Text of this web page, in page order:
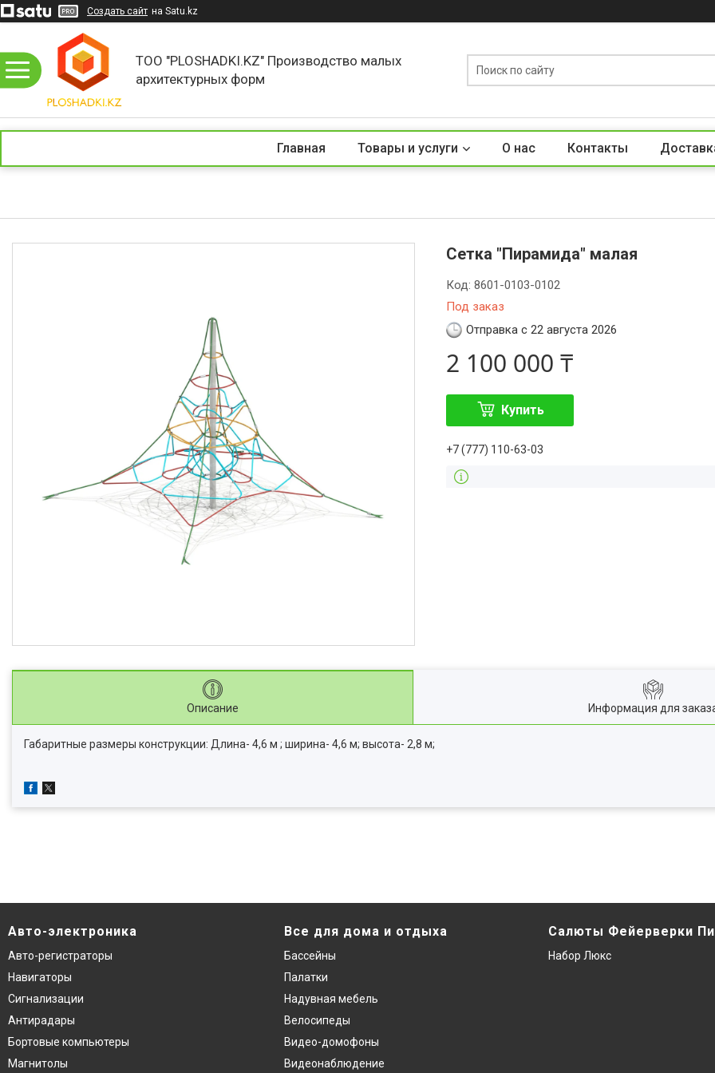
Создать сайт на Satu.kz
ТОО "PLOSHADKI.KZ" Производство малых
архитектурных форм
Главная Товары и услуги О нас Контакты
Сетка "Пирамида" малая
Под заказ
Код:8601-0103-0102
Отправка с 22 августа 2026
2 100 000 ₸
Купить
+7 (777) 110-63-03
Описание Информация для
Габаритные размеры конструкции: Длина- 4,6 м ; ширина- 4,6 м; высота- 2,8 м;
Авто-электроника
Авто-регистраторы
Навигаторы
Сигнализации
Антирадары
Бортовые компьютеры
Магнитолы
Все для дома и отдыха
Бассейны
Палатки
Надувная мебель
Велосипеды
Видео-домофоны
Видеонаблюдение
Салюты Фейерверки
Набор Люкс